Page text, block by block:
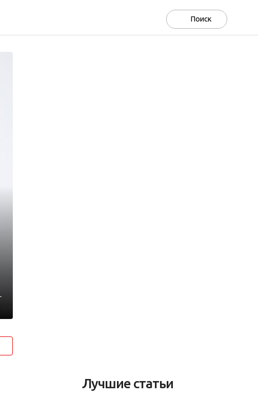
Лучшие статьи